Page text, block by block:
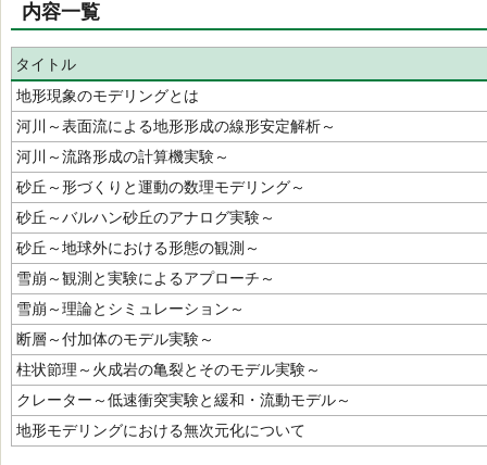
内容一覧
タイトル
地形現象のモデリングとは
河川～表面流による地形形成の線形安定解析～
河川～流路形成の計算機実験～
砂丘～形づくりと運動の数理モデリング～
砂丘～バルハン砂丘のアナログ実験～
砂丘～地球外における形態の観測～
雪崩～観測と実験によるアプローチ～
雪崩～理論とシミュレーション～
断層～付加体のモデル実験～
柱状節理～火成岩の亀裂とそのモデル実験～
クレーター～低速衝突実験と緩和・流動モデル～
地形モデリングにおける無次元化について